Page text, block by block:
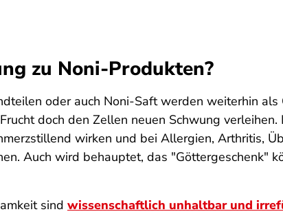
zu Noni-Produkten?
oder auch Noni-Saft werden weiterhin
doch den Zellen neuen Schwung
wirken und bei Allergien, Arthritis,
Auch wird behauptet, das "Göttergeschenk"
sind wissenschaftlich unhaltbar und